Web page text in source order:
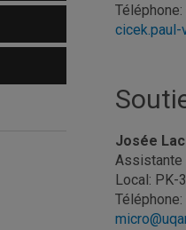
cicek.paul-
Josée
Assistante
Local: PK-